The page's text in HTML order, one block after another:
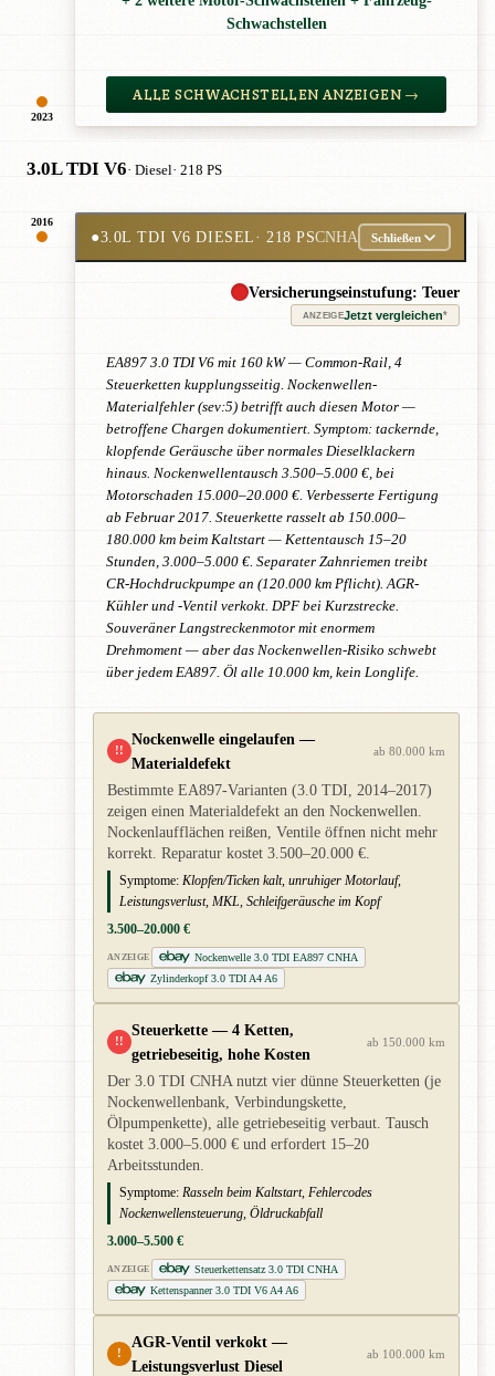
2023
Schwachstellen
ALLE SCHWACHSTELLEN ANZEIGEN →
3.0L TDI V6· Diesel· 218 PS
2016
●3.0L TDI V6 DIESEL· 218 PSCNHA Schließen
Versicherungseinstufung: Teuer
ANZEIGEJetzt vergleichen*
EA897 3.0 TDI V6 mit 160 kW — Common-Rail, 4
Steuerketten kupplungsseitig. Nockenwellen-
Materialfehler (sev:5) betrifft auch diesen Motor —
betroffene Chargen dokumentiert. Symptom: tackernde,
klopfende Geräusche über normales Dieselklackern
hinaus. Nockenwellentausch 3.500–5.000 €, bei
Motorschaden 15.000–20.000 €. Verbesserte Fertigung
ab Februar 2017. Steuerkette rasselt ab 150.000–
180.000 km beim Kaltstart — Kettentausch 15–20
Stunden, 3.000–5.000 €. Separater Zahnriemen treibt
CR-Hochdruckpumpe an (120.000 km Pflicht). AGR-
Kühler und -Ventil verkokt. DPF bei Kurzstrecke.
Souveräner Langstreckenmotor mit enormem
Drehmoment — aber das Nockenwellen-Risiko schwebt
über jedem EA897. Öl alle 10.000 km, kein Longlife.
!!
Nockenwelle eingelaufen —
Material­defekt
ab 80.000 km
Bestimmte EA897-Varianten (3.0 TDI, 2014–2017)
zeigen einen Material­defekt an den Nockenwellen.
Nocken­lauf­flächen reißen, Ventile öffnen nicht mehr
korrekt. Reparatur kostet 3.500–20.000 €.
Symptome: Klopfen/Ticken kalt, unruhiger Motorlauf,
Leistungsverlust, MKL, Schleifgeräusche im Kopf
3.500–20.000 €
ANZEIGE
Nockenwelle 3.0 TDI EA897 CNHA
Zylinderkopf 3.0 TDI A4 A6
!!
Steuerkette — 4 Ketten,
getriebeseitig, hohe Kosten
ab 150.000 km
Der 3.0 TDI CNHA nutzt vier dünne Steuerketten (je
Nockenwellenbank, Verbindungskette,
Ölpumpenkette), alle getriebeseitig verbaut. Tausch
kostet 3.000–5.000 € und erfordert 15–20
Arbeitsstunden.
Symptome: Rasseln beim Kaltstart, Fehlercodes
Nockenwellensteuerung, Öldruckabfall
3.000–5.500 €
ANZEIGE
Steuerkettensatz 3.0 TDI CNHA
Kettenspanner 3.0 TDI V6 A4 A6
!
AGR-Ventil verkokt —
Leistungsverlust Diesel
ab 100.000 km